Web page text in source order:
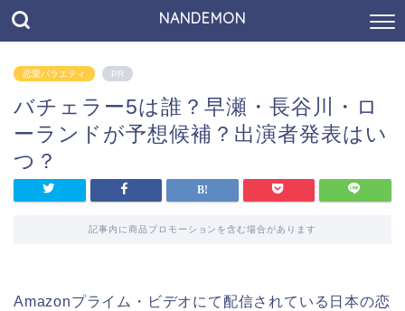
NANDEMON
恋愛バラエティ PR
バチェラー5は誰？早瀬・長谷川・ロ
ーランドが予想候補？出演者発表はい
つ？
記事内に商品プロモーションを含む場合があります
Amazonプライム・ビデオにて配信されている日本の恋